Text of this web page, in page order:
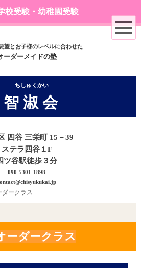
校受験・幼稚園受験
望とお子様のレベルに合わせた
ーダーメイドの塾
ちしゅくかい
智 淑 会
四谷 三栄町 15－39
ステラ四谷１F
ツ谷駅徒歩３分
090-5301-1898
ークラス
ーダークラス